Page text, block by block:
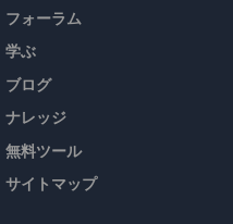
フォーラム
学ぶ
ブログ
ナレッジ
無料ツール
サイトマップ